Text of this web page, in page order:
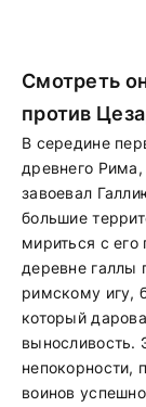
Смотреть
против
В середине
древнего
завоевал
большие
мириться с
деревне галлы
римскому игу,
который
выносливость.
непокорности,
воинов